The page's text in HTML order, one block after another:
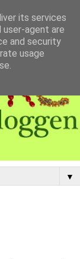
▼
its services
user-agent are
and security
usage